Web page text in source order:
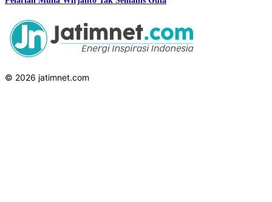
© 2026 jatimnet.com